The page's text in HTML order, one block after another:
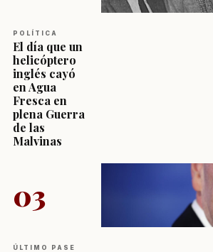
POLÍTICA
El día que un
helicóptero
inglés cayó
en Agua
Fresca en
plena Guerra
de las
Malvinas
03
ÚLTIMO PASE